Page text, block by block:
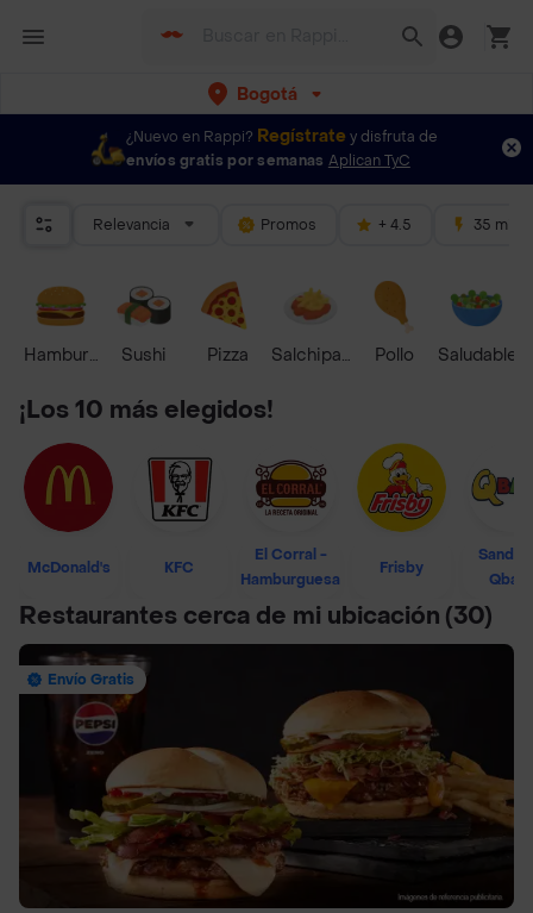
Bogotá
¿Nuevo en Rappi? Regístrate y disfruta de
envíos gratis por semanas Aplican TyC
Relevancia Promos + 4.5 35 mins
HamburguesaSushi Pizza Salchipapas Pollo Saludable
¡Los 10 más elegidos!
McDonald's KFC
El Corral -
Hamburguesa
Frisby
Restaurantes cerca de mi ubicación (30)
Envío Gratis